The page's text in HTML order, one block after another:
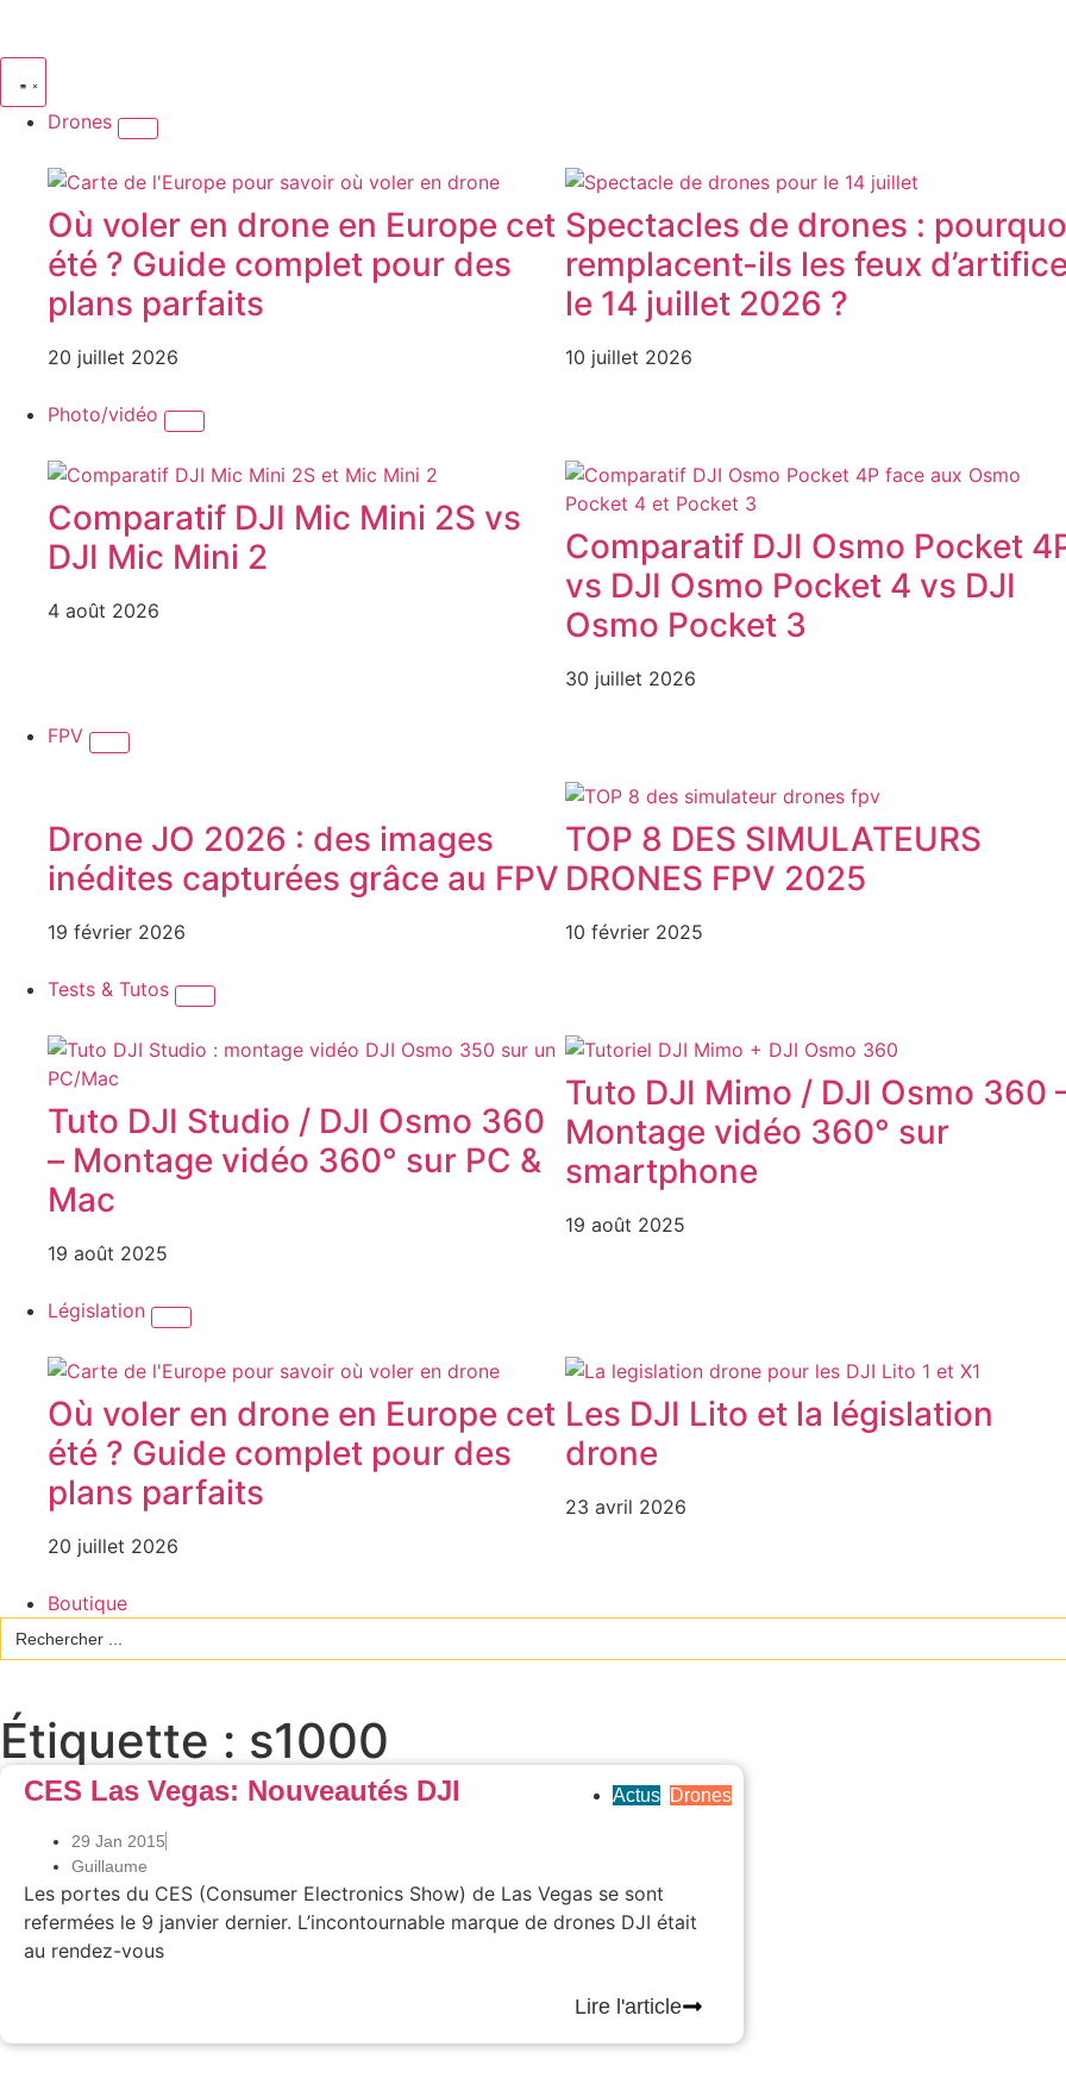
Drones
Où voler en drone en Europe cet
été ? Guide complet pour des
plans parfaits
20 juillet 2026
Spectacles de drones :
remplacent-ils les feux
le 14 juillet 2026 ?
10 juillet 2026
Photo/vidéo
Comparatif DJI Mic Mini 2S vs
DJI Mic Mini 2
4 août 2026
Comparatif DJI Osmo Pocket
vs DJI Osmo Pocket 4 vs DJI
Osmo Pocket 3
30 juillet 2026
FPV
Drone JO 2026 : des images
inédites capturées grâce au FPV
19 février 2026
TOP 8 DES SIMULATEURS
DRONES FPV 2025
10 février 2025
Tests & Tutos
Tuto DJI Studio / DJI Osmo 360
– Montage vidéo 360° sur PC &
Mac
19 août 2025
Tuto DJI Mimo / DJI Osmo 360
Montage vidéo 360° sur
smartphone
19 août 2025
Législation
Où voler en drone en Europe cet
été ? Guide complet pour des
plans parfaits
20 juillet 2026
Les DJI Lito et la législation
drone
23 avril 2026
Boutique
Search
for:
Étiquette : s1000
Actus Drones
CES Las Vegas: Nouveautés DJI
29 Jan 2015
Guillaume
Les portes du CES (Consumer Electronics Show) de Las Vegas se sont
refermées le 9 janvier dernier. L’incontournable marque de drones DJI était
au rendez-vous
Lire l'article